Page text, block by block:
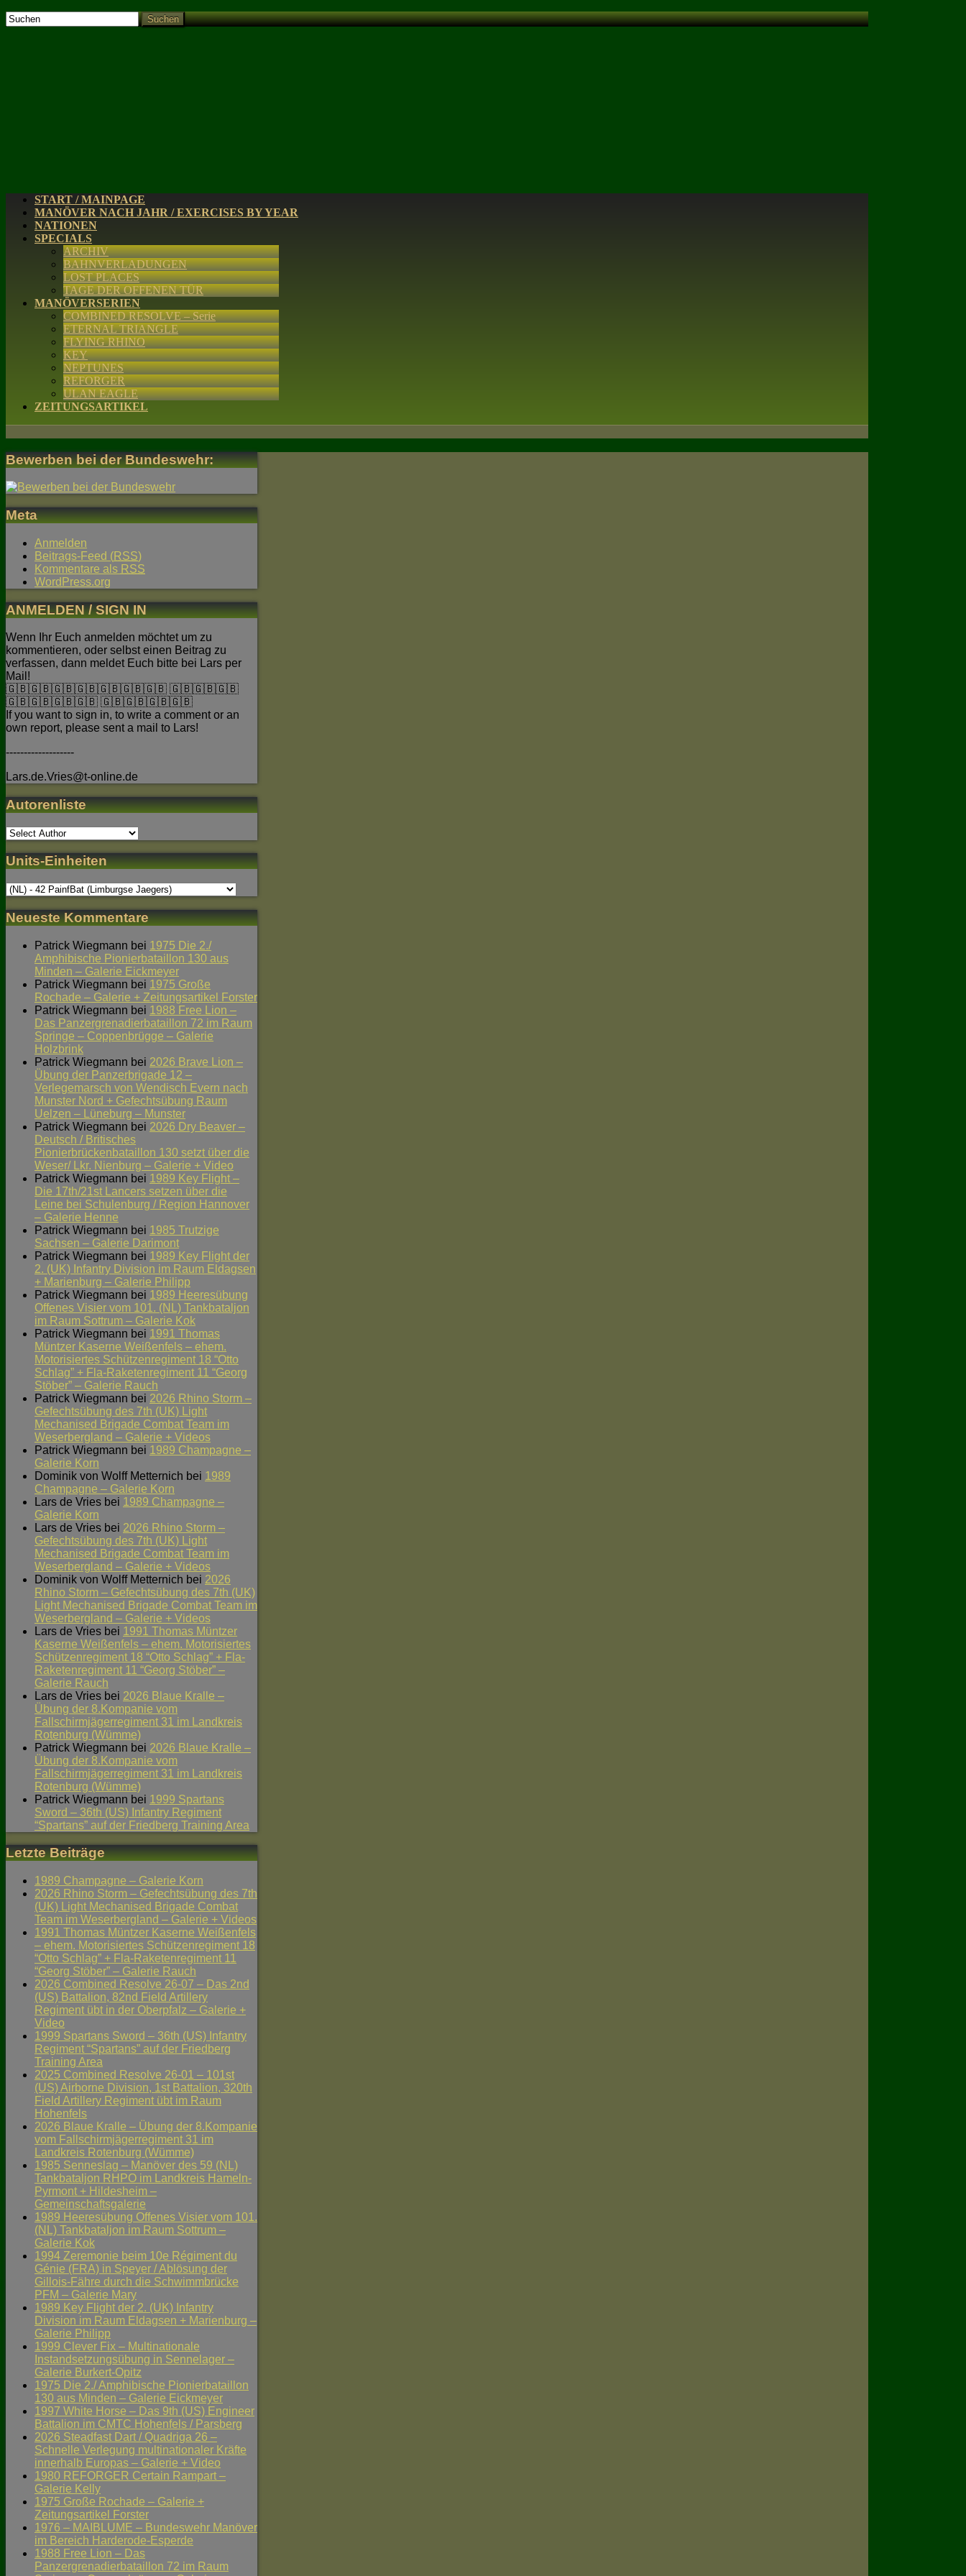
Suchen
START / MAINPAGE
MANÖVER NACH JAHR / EXERCISES BY YEAR
NATIONEN
SPECIALS
ARCHIV
BAHNVERLADUNGEN
LOST PLACES
TAGE DER OFFENEN TÜR
MANÖVERSERIEN
COMBINED RESOLVE – Serie
ETERNAL TRIANGLE
FLYING RHINO
KEY
NEPTUNES
REFORGER
ULAN EAGLE
ZEITUNGSARTIKEL
Bewerben bei der Bundeswehr:
Meta
Anmelden
Beitrags-Feed (RSS)
Kommentare als RSS
WordPress.org
ANMELDEN / SIGN IN
Wenn Ihr Euch anmelden möchtet um zu
kommentieren, oder selbst einen Beitrag zu
verfassen, dann meldet Euch bitte bei Lars per
Mail!
🇬🇧🇬🇧🇬🇧🇬🇧🇬🇧🇬🇧🇬🇧 🇬🇧🇬🇧🇬🇧
🇬🇧🇬🇧🇬🇧🇬🇧 🇬🇧🇬🇧🇬🇧🇬🇧
If you want to sign in, to write a comment or an
own report, please sent a mail to Lars!
-------------------
Lars.de.Vries@t-online.de
Autorenliste
Units-Einheiten
Neueste Kommentare
Patrick Wiegmann bei 1975 Die 2./
Amphibische Pionierbataillon 130 aus
Minden – Galerie Eickmeyer
Patrick Wiegmann bei 1975 Große
Rochade – Galerie + Zeitungsartikel Forster
Patrick Wiegmann bei 1988 Free Lion –
Das Panzergrenadierbataillon 72 im Raum
Springe – Coppenbrügge – Galerie
Holzbrink
Patrick Wiegmann bei 2026 Brave Lion –
Übung der Panzerbrigade 12 –
Verlegemarsch von Wendisch Evern nach
Munster Nord + Gefechtsübung Raum
Uelzen – Lüneburg – Munster
Patrick Wiegmann bei 2026 Dry Beaver –
Deutsch / Britisches
Pionierbrückenbataillon 130 setzt über die
Weser/ Lkr. Nienburg – Galerie + Video
Patrick Wiegmann bei 1989 Key Flight –
Die 17th/21st Lancers setzen über die
Leine bei Schulenburg / Region Hannover
– Galerie Henne
Patrick Wiegmann bei 1985 Trutzige
Sachsen – Galerie Darimont
Patrick Wiegmann bei 1989 Key Flight der
2. (UK) Infantry Division im Raum Eldagsen
+ Marienburg – Galerie Philipp
Patrick Wiegmann bei 1989 Heeresübung
Offenes Visier vom 101. (NL) Tankbataljon
im Raum Sottrum – Galerie Kok
Patrick Wiegmann bei 1991 Thomas
Müntzer Kaserne Weißenfels – ehem.
Motorisiertes Schützenregiment 18 “Otto
Schlag” + Fla-Raketenregiment 11 “Georg
Stöber” – Galerie Rauch
Patrick Wiegmann bei 2026 Rhino Storm –
Gefechtsübung des 7th (UK) Light
Mechanised Brigade Combat Team im
Weserbergland – Galerie + Videos
Patrick Wiegmann bei 1989 Champagne –
Galerie Korn
Dominik von Wolff Metternich bei 1989
Champagne – Galerie Korn
Lars de Vries bei 1989 Champagne –
Galerie Korn
Lars de Vries bei 2026 Rhino Storm –
Gefechtsübung des 7th (UK) Light
Mechanised Brigade Combat Team im
Weserbergland – Galerie + Videos
Dominik von Wolff Metternich bei 2026
Rhino Storm – Gefechtsübung des 7th (UK)
Light Mechanised Brigade Combat Team im
Weserbergland – Galerie + Videos
Lars de Vries bei 1991 Thomas Müntzer
Kaserne Weißenfels – ehem. Motorisiertes
Schützenregiment 18 “Otto Schlag” + Fla-
Raketenregiment 11 “Georg Stöber” –
Galerie Rauch
Lars de Vries bei 2026 Blaue Kralle –
Übung der 8.Kompanie vom
Fallschirmjägerregiment 31 im Landkreis
Rotenburg (Wümme)
Patrick Wiegmann bei 2026 Blaue Kralle –
Übung der 8.Kompanie vom
Fallschirmjägerregiment 31 im Landkreis
Rotenburg (Wümme)
Patrick Wiegmann bei 1999 Spartans
Sword – 36th (US) Infantry Regiment
“Spartans” auf der Friedberg Training Area
Letzte Beiträge
1989 Champagne – Galerie Korn
2026 Rhino Storm – Gefechtsübung des 7th
(UK) Light Mechanised Brigade Combat
Team im Weserbergland – Galerie + Videos
1991 Thomas Müntzer Kaserne Weißenfels
– ehem. Motorisiertes Schützenregiment 18
“Otto Schlag” + Fla-Raketenregiment 11
“Georg Stöber” – Galerie Rauch
2026 Combined Resolve 26-07 – Das 2nd
(US) Battalion, 82nd Field Artillery
Regiment übt in der Oberpfalz – Galerie +
Video
1999 Spartans Sword – 36th (US) Infantry
Regiment “Spartans” auf der Friedberg
Training Area
2025 Combined Resolve 26-01 – 101st
(US) Airborne Division, 1st Battalion, 320th
Field Artillery Regiment übt im Raum
Hohenfels
2026 Blaue Kralle – Übung der 8.Kompanie
vom Fallschirmjägerregiment 31 im
Landkreis Rotenburg (Wümme)
1985 Senneslag – Manöver des 59 (NL)
Tankbataljon RHPO im Landkreis Hameln-
Pyrmont + Hildesheim –
Gemeinschaftsgalerie
1989 Heeresübung Offenes Visier vom 101.
(NL) Tankbataljon im Raum Sottrum –
Galerie Kok
1994 Zeremonie beim 10e Régiment du
Génie (FRA) in Speyer / Ablösung der
Gillois-Fähre durch die Schwimmbrücke
PFM – Galerie Mary
1989 Key Flight der 2. (UK) Infantry
Division im Raum Eldagsen + Marienburg –
Galerie Philipp
1999 Clever Fix – Multinationale
Instandsetzungsübung in Sennelager –
Galerie Burkert-Opitz
1975 Die 2./ Amphibische Pionierbataillon
130 aus Minden – Galerie Eickmeyer
1997 White Horse – Das 9th (US) Engineer
Battalion im CMTC Hohenfels / Parsberg
2026 Steadfast Dart / Quadriga 26 –
Schnelle Verlegung multinationaler Kräfte
innerhalb Europas – Galerie + Video
1980 REFORGER Certain Rampart –
Galerie Kelly
1975 Große Rochade – Galerie +
Zeitungsartikel Forster
1976 – MAIBLUME – Bundeswehr Manöver
im Bereich Harderode-Esperde
1988 Free Lion – Das
Panzergrenadierbataillon 72 im Raum